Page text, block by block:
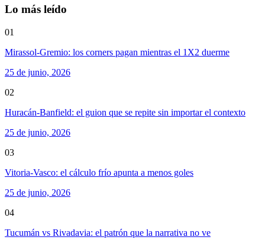
Lo más leído
01
Mirassol-Gremio: los corners pagan mientras el 1X2 duerme
25 de junio, 2026
02
Huracán-Banfield: el guion que se repite sin importar el contexto
25 de junio, 2026
03
Vitoria-Vasco: el cálculo frío apunta a menos goles
25 de junio, 2026
04
Tucumán vs Rivadavia: el patrón que la narrativa no ve